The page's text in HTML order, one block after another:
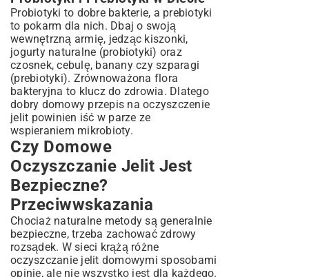
Probiotyki to dobre bakterie, a prebiotyki
to pokarm dla nich. Dbaj o swoją
wewnętrzną armię, jedząc kiszonki,
jogurty naturalne (probiotyki) oraz
czosnek, cebulę, banany czy szparagi
(prebiotyki). Zrównoważona flora
bakteryjna to klucz do zdrowia. Dlatego
dobry domowy przepis na oczyszczenie
jelit powinien iść w parze ze
wspieraniem mikrobioty.
Czy Domowe
Oczyszczanie Jelit Jest
Bezpieczne?
Przeciwwskazania
Chociaż naturalne metody są generalnie
bezpieczne, trzeba zachować zdrowy
rozsądek. W sieci krążą różne
oczyszczanie jelit domowymi sposobami
opinie, ale nie wszystko jest dla każdego.